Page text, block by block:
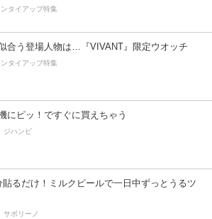
タイアップ特集
合う登場人物は…『VIVANT』限定ウオッチ
タイアップ特集
にピッ！ですぐに買えちゃう
ジハンピ
貼るだけ！ミルクピールで一日中ずっとうるツ
サボリーノ